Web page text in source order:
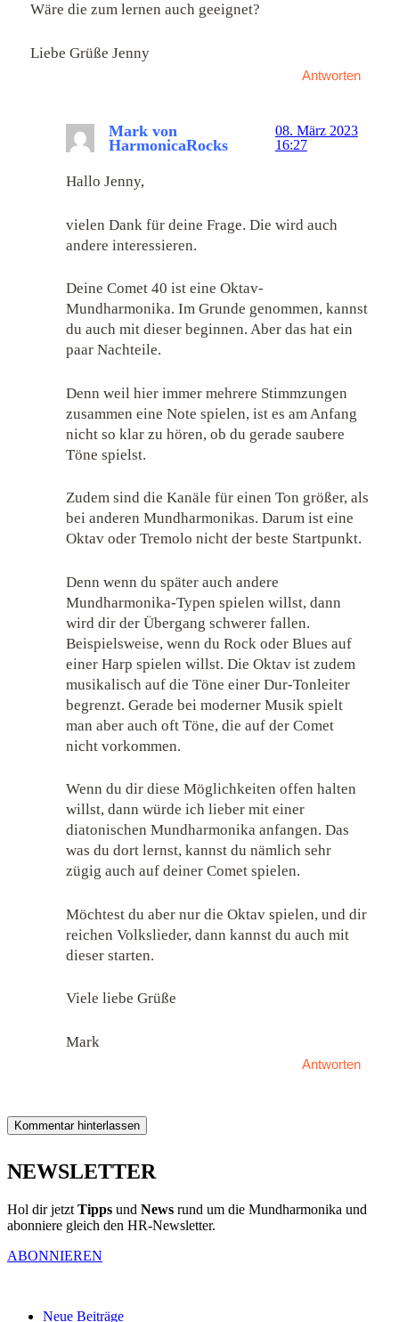
Wäre die zum lernen auch geeignet?
Liebe Grüße Jenny
Antworten
Mark von
HarmonicaRocks
08. März 2023
16:27
Hallo Jenny,
vielen Dank für deine Frage. Die wird auch
andere interessieren.
Deine Comet 40 ist eine Oktav-
Mundharmonika. Im Grunde genommen, kannst
du auch mit dieser beginnen. Aber das hat ein
paar Nachteile.
Denn weil hier immer mehrere Stimmzungen
zusammen eine Note spielen, ist es am Anfang
nicht so klar zu hören, ob du gerade saubere
Töne spielst.
Zudem sind die Kanäle für einen Ton größer, als
bei anderen Mundharmonikas. Darum ist eine
Oktav oder Tremolo nicht der beste Startpunkt.
Denn wenn du später auch andere
Mundharmonika-Typen spielen willst, dann
wird dir der Übergang schwerer fallen.
Beispielsweise, wenn du Rock oder Blues auf
einer Harp spielen willst. Die Oktav ist zudem
musikalisch auf die Töne einer Dur-Tonleiter
begrenzt. Gerade bei moderner Musik spielt
man aber auch oft Töne, die auf der Comet
nicht vorkommen.
Wenn du dir diese Möglichkeiten offen halten
willst, dann würde ich lieber mit einer
diatonischen Mundharmonika anfangen. Das
was du dort lernst, kannst du nämlich sehr
zügig auch auf deiner Comet spielen.
Möchtest du aber nur die Oktav spielen, und dir
reichen Volkslieder, dann kannst du auch mit
dieser starten.
Viele liebe Grüße
Mark
Antworten
Kommentar hinterlassen
NEWSLETTER
Hol dir jetzt Tipps und News rund um die Mundharmonika und
abonniere gleich den HR-Newsletter.
ABONNIEREN
Neue Beiträge